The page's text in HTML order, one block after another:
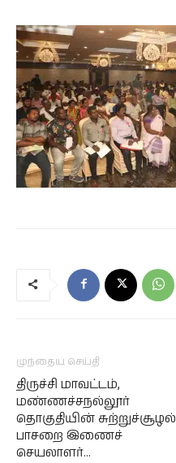
முந்தைய செய்தி
திருச்சி மாவட்டம்,
மண்ணச்சநல்லூர்
தொகுதியின் சுற்றுச்சூழல்
பாசறை இணைச்
செயலாளர்…